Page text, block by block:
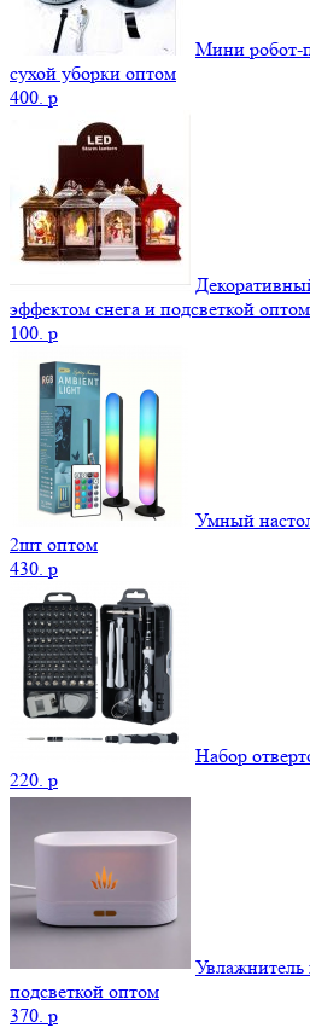
Мини робот-
сухой уборки оптом
400. p
эффектом снега и подсветкой оптом
100. p
Умный
2шт оптом
430. p
Набор
220. p
Увлажнитель
подсветкой оптом
370. p